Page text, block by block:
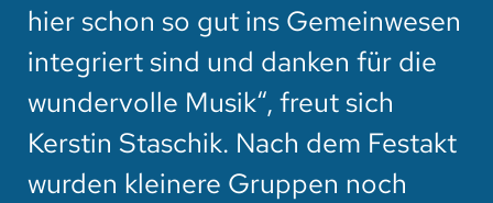
hier schon so gut ins Gemeinwesen
integriert sind und danken für die
wundervolle Musik“, freut sich
Kerstin Staschik. Nach dem Festakt
wurden kleinere Gruppen noch